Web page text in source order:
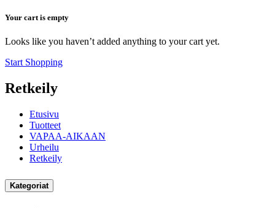
Your cart is empty
Looks like you haven’t added anything to your cart yet.
Start Shopping
Retkeily
Etusivu
Tuotteet
VAPAA-AIKAAN
Urheilu
Retkeily
Kategoriat